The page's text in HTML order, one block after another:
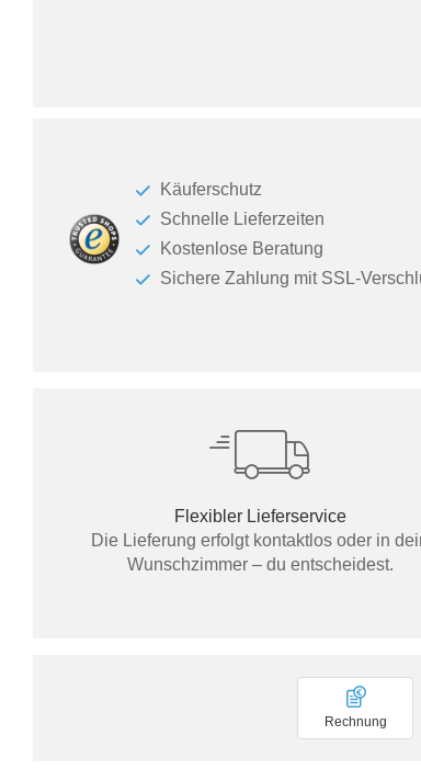
Käuferschutz
Schnelle Lieferzeiten
Kostenlose Beratung
Sichere Zahlung mit SSL-
Flexibler Lieferservice
Die Lieferung erfolgt kontaktlos oder in
Wunschzimmer – du entscheidest.
Rechnung